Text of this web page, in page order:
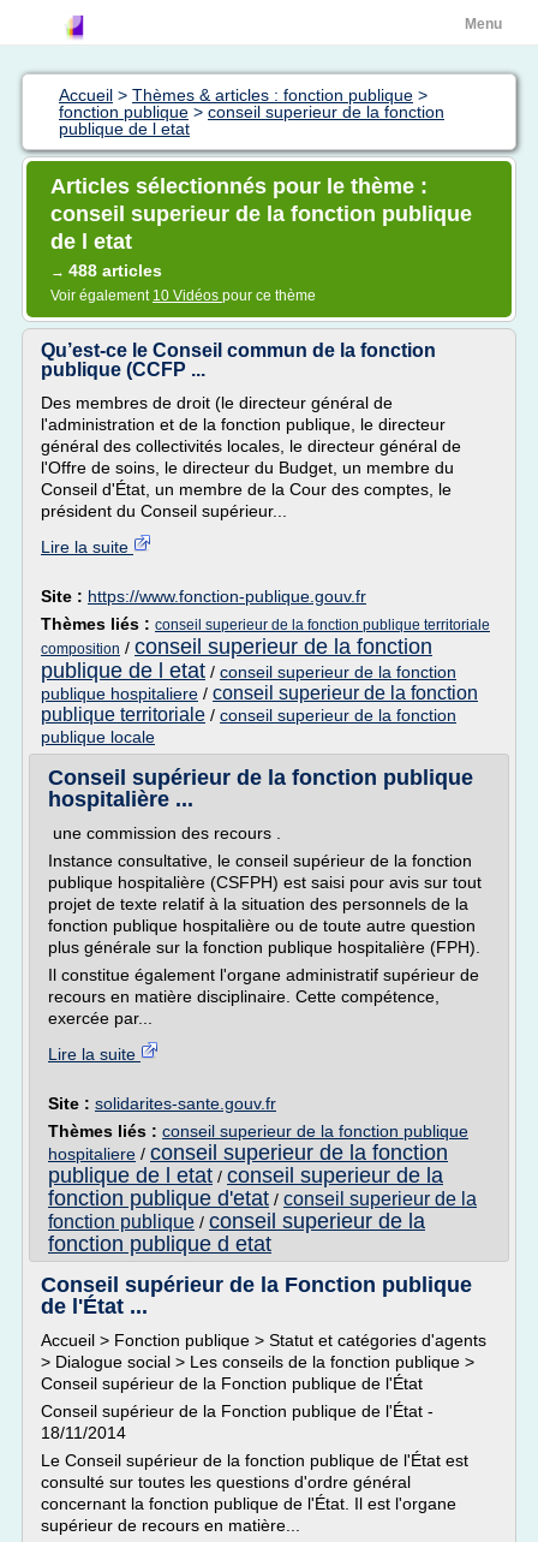
Menu
Accueil > Thèmes & articles : fonction publique >
fonction publique > conseil superieur de la fonction
publique de l etat
Articles sélectionnés pour le thème :
conseil superieur de la fonction publique
de l etat
→ 488 articles
Voir également 10 Vidéos pour ce thème
Qu’est-ce le Conseil commun de la fonction
publique (CCFP ...
Des membres de droit (le directeur général de
l'administration et de la fonction publique, le directeur
général des collectivités locales, le directeur général de
l'Offre de soins, le directeur du Budget, un membre du
Conseil d'État, un membre de la Cour des comptes, le
président du Conseil supérieur...
Lire la suite
Site : https://www.fonction-publique.gouv.fr
Thèmes liés : conseil superieur de la fonction publique territoriale
composition / conseil superieur de la fonction
publique de l etat / conseil superieur de la fonction
publique hospitaliere / conseil superieur de la fonction
publique territoriale / conseil superieur de la fonction
publique locale
Conseil supérieur de la fonction publique
hospitalière ...
une commission des recours .
Instance consultative, le conseil supérieur de la fonction
publique hospitalière (CSFPH) est saisi pour avis sur tout
projet de texte relatif à la situation des personnels de la
fonction publique hospitalière ou de toute autre question
plus générale sur la fonction publique hospitalière (FPH).
Il constitue également l'organe administratif supérieur de
recours en matière disciplinaire. Cette compétence,
exercée par...
Lire la suite
Site : solidarites-sante.gouv.fr
Thèmes liés : conseil superieur de la fonction publique
hospitaliere / conseil superieur de la fonction
publique de l etat / conseil superieur de la
fonction publique d'etat / conseil superieur de la
fonction publique / conseil superieur de la
fonction publique d etat
Conseil supérieur de la Fonction publique
de l'État ...
Accueil > Fonction publique > Statut et catégories d'agents
> Dialogue social > Les conseils de la fonction publique >
Conseil supérieur de la Fonction publique de l'État
Conseil supérieur de la Fonction publique de l'État -
18/11/2014
Le Conseil supérieur de la fonction publique de l'État est
consulté sur toutes les questions d'ordre général
concernant la fonction publique de l'État. Il est l'organe
supérieur de recours en matière...